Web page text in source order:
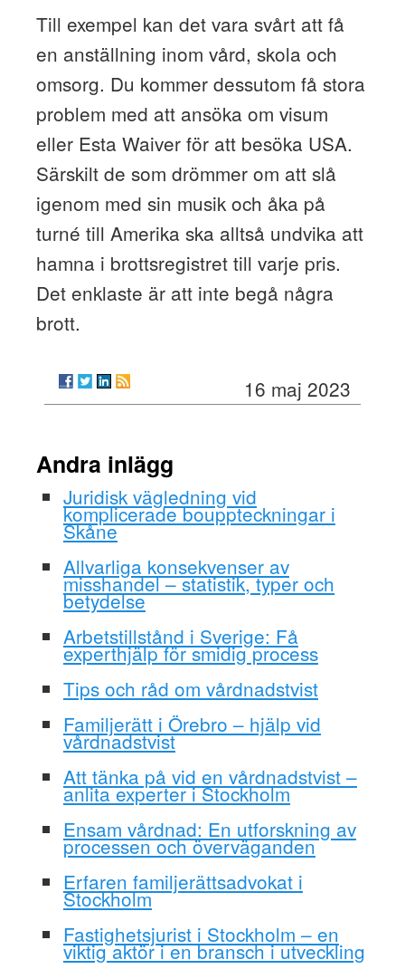
Till exempel kan det vara svårt att få
en anställning inom vård, skola och
omsorg. Du kommer dessutom få stora
problem med att ansöka om visum
eller Esta Waiver för att besöka USA.
Särskilt de som drömmer om att slå
igenom med sin musik och åka på
turné till Amerika ska alltså undvika att
hamna i brottsregistret till varje pris.
Det enklaste är att inte begå några
brott.
16 maj 2023
Andra inlägg
Juridisk vägledning vid
komplicerade bouppteckningar i
Skåne
Allvarliga konsekvenser av
misshandel – statistik, typer och
betydelse
Arbetstillstånd i Sverige: Få
experthjälp för smidig process
Tips och råd om vårdnadstvist
Familjerätt i Örebro – hjälp vid
vårdnadstvist
Att tänka på vid en vårdnadstvist –
anlita experter i Stockholm
Ensam vårdnad: En utforskning av
processen och överväganden
Erfaren familjerättsadvokat i
Stockholm
Fastighetsjurist i Stockholm – en
viktig aktör i en bransch i utveckling